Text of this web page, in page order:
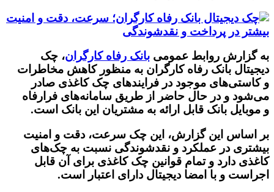
به گزارش روابط عمومی بانک رفاه کارگران، چک
دیجیتال بانک رفاه کارگران به منظور کاهش مخاطرات
و کاستی‌های موجود در فرایندهای چک کاغذی صادر
می‌شود و در حال حاضر از طریق سامانه‌های فرارفاه
و موبایل بانک قابل ارائه به مشتریان این بانک است.
بر اساس این گزارش، این چک سرعت، دقت و امنیت
بیشتری در عملکرد و نقدشوندگی نسبت به چک‌های
کاغذی دارد و تمام قوانین چک کاغذی برای آن قابل
اجراست و با امضا دیجیتال دارای اعتبار است.